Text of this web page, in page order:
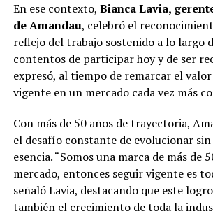
En ese contexto, Bianca Lavia,
de Amandau, celebró el
reflejo del trabajo sostenido a lo largo
contentos de participar hoy y de ser
expresó, al tiempo de remarcar el
vigente en un mercado cada vez más
Con más de 50 años de trayectoria,
el desafío constante de evolucionar
esencia. “Somos una marca de más de
mercado, entonces seguir vigente es
señaló Lavia, destacando que este
también el crecimiento de toda la